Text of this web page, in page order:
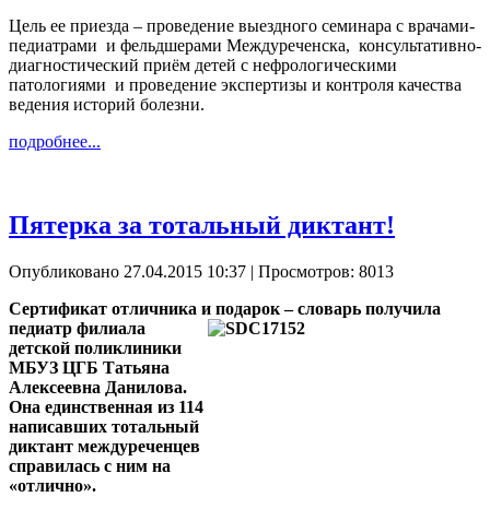
Цель ее приезда – проведение выездного семинара с врачами-
педиатрами и фельдшерами Междуреченска, консультативно-
диагностический приём детей с нефрологическими
патологиями и проведение экспертизы и контроля качества
ведения историй болезни.
подробнее...
Пятерка за тотальный диктант!
Опубликовано 27.04.2015 10:37 | Просмотров: 8013
Сертификат отличника и подарок – словарь получила
педиатр филиала
детской поликлиники
МБУЗ ЦГБ Татьяна
Алексеевна Данилова.
Она единственная из 114
написавших тотальный
диктант междуреченцев
справилась с ним на
«отлично».